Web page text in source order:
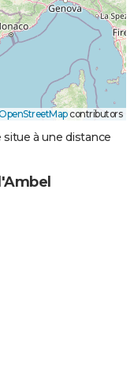
contributors
à une distance